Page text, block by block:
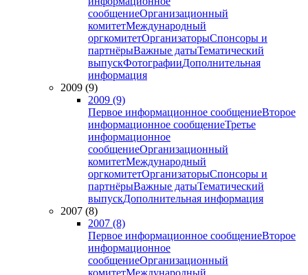
сообщениеОрганизационный
комитетМеждународный
оргкомитетОрганизаторыСпонсоры и
партнёрыВажные датыТематический
выпускФотографииДополнительная
информация
2009 (9)
2009 (9)
Первое информационное сообщениеВторое
информационное сообщениеТретье
информационное
сообщениеОрганизационный
комитетМеждународный
оргкомитетОрганизаторыСпонсоры и
партнёрыВажные датыТематический
выпускДополнительная информация
2007 (8)
2007 (8)
Первое информационное сообщениеВторое
информационное
сообщениеОрганизационный
комитетМеждународный